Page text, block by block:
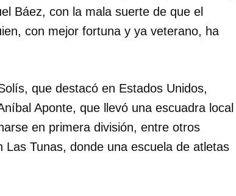
SESIÓN CANCELAR
Báez, con la mala suerte de que el
con mejor fortuna y ya veterano, ha
que destacó en Estados Unidos,
Aponte, que llevó una escuadra local
en primera división, entre otros
Tunas, donde una escuela de atletas